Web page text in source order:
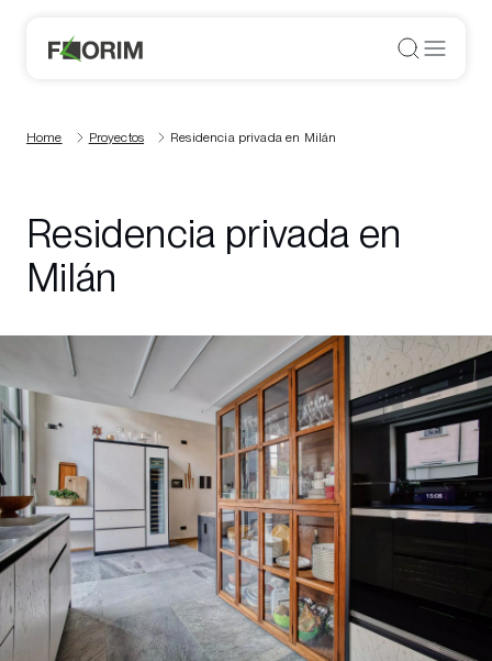
Home Proyectos Residencia privada en Milán
Residencia privada en
Milán